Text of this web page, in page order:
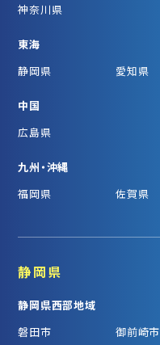
神奈川県
東海
静岡県
愛知県
中国
広島県
九州・沖縄
福岡県
佐賀県
静岡県
静岡県西部地域
磐田市
御前崎市